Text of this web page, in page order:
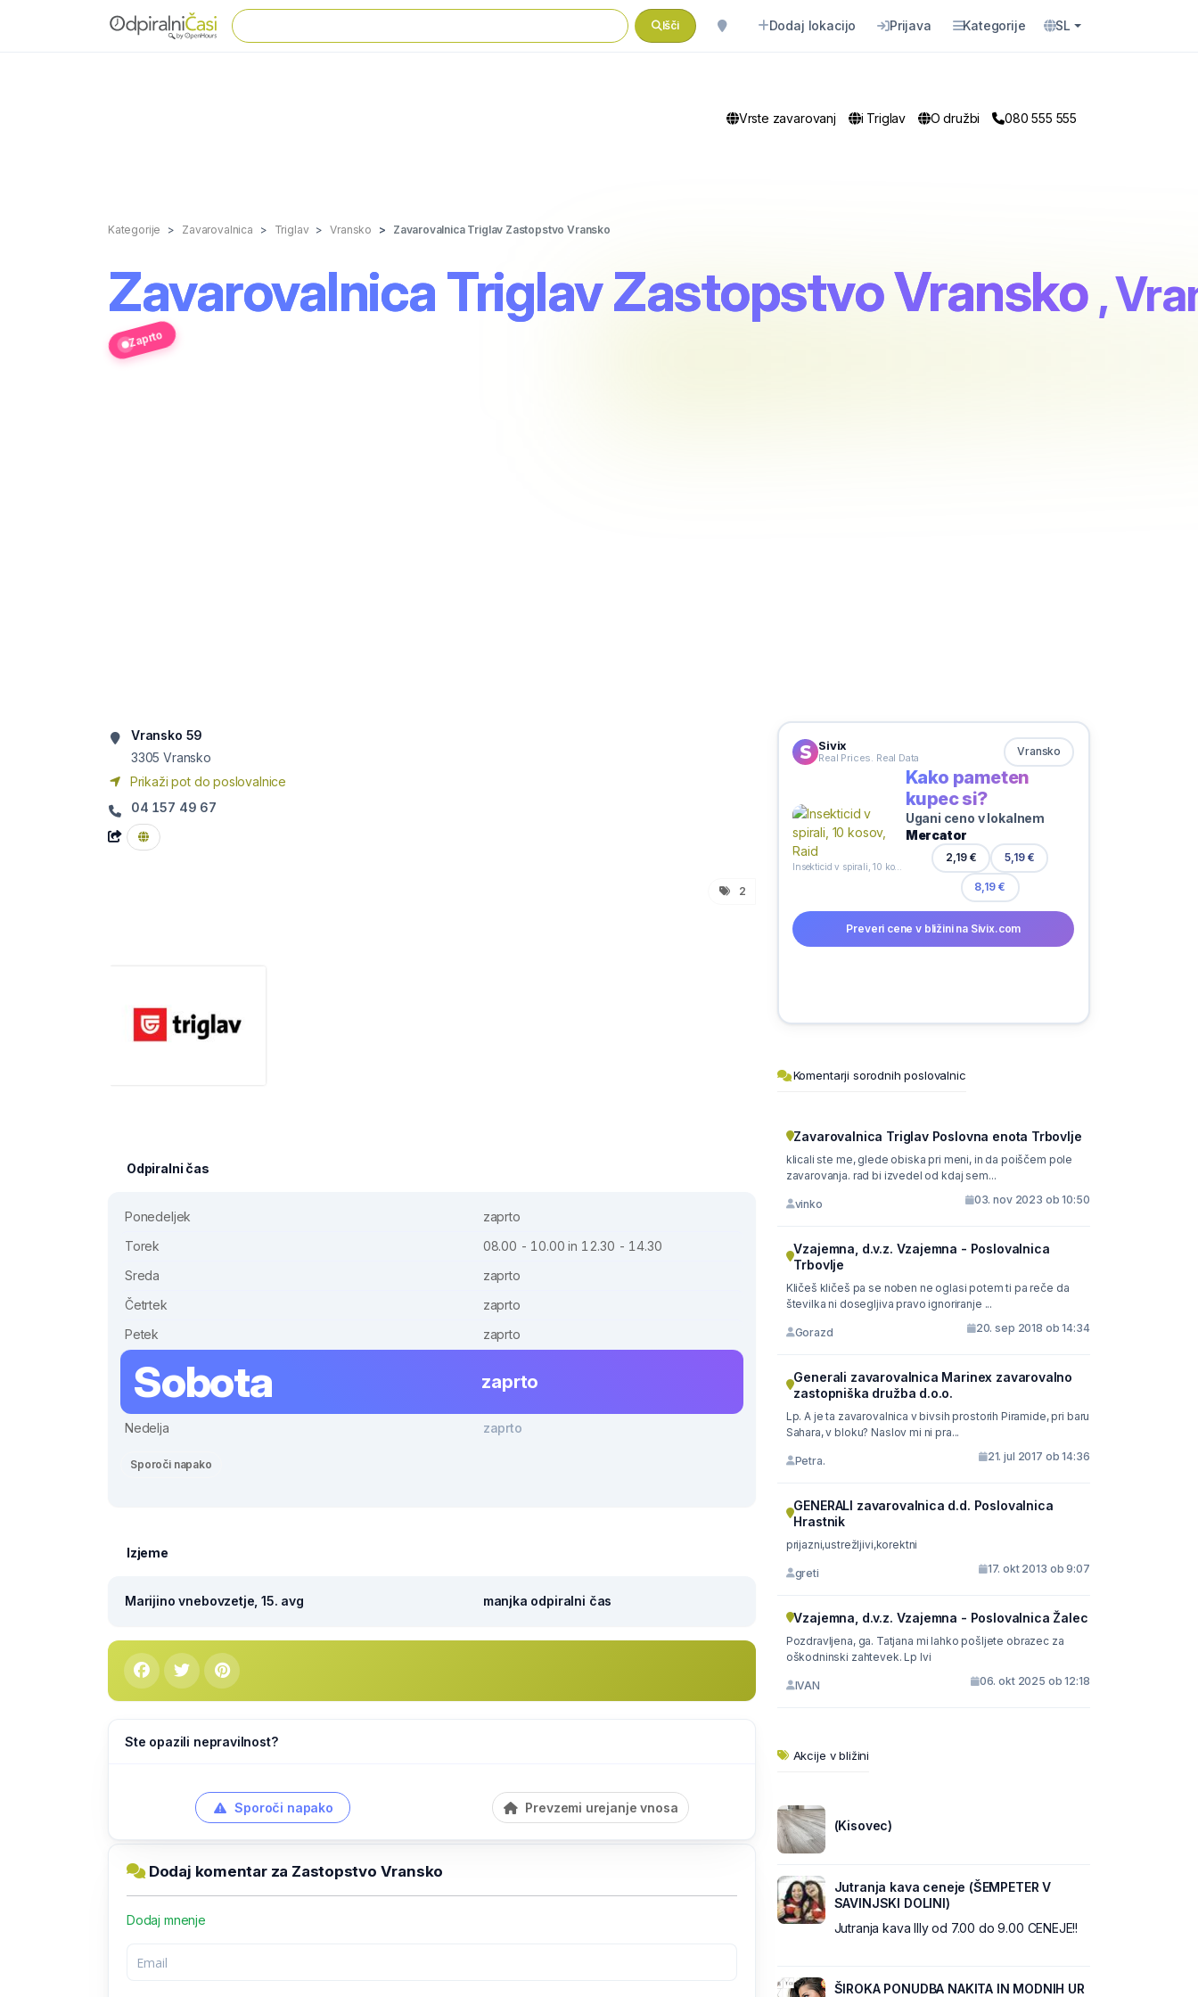
Išči Dodaj lokacijo Prijava Kategorije SL
Vrste zavarovanj i Triglav O družbi 080 555 555
Kategorije Zavarovalnica Triglav Vransko Zavarovalnica Triglav Zastopstvo Vransko
Zavarovalnica Triglav Zastopstvo Vransko ,
Zaprto
Vransko 59
3305 Vransko
Prikaži pot do poslovalnice
04 157 49 67
2
Odpiralni čas
Ponedeljek
zaprto
Torek
08.00 - 10.00 in 12.30 - 14.30
Sreda
zaprto
Četrtek
zaprto
Petek
zaprto
Sobota zaprto
Nedelja zaprto
Sporoči napako
Izjeme
Marijino vnebovzetje, 15. avg manjka odpiralni čas
Ste opazili nepravilnost?
Sporoči napako Prevzemi urejanje vnosa
Dodaj komentar za Zastopstvo Vransko
Dodaj mnenje
Sivix
Real Prices. Real Data Vransko
Insekticid v spirali, 10 kosov, Raid
Kako pameten
kupec si?
Ugani ceno v lokalnem
Mercator
2,19 € 5,19 €
8,19 €
Preveri cene v bližini na Sivix.com
Komentarji sorodnih poslovalnic
Zavarovalnica Triglav Poslovna enota Trbovlje
klicali ste me, glede obiska pri meni, in da poiščem pole
zavarovanja. rad bi izvedel od kdaj sem...
vinko 03. nov 2023 ob 10:50
Vzajemna, d.v.z. Vzajemna - Poslovalnica
Trbovlje
Kličeš kličeš pa se noben ne oglasi potem ti pa reče da
številka ni dosegljiva pravo ignoriranje ...
Gorazd 20. sep 2018 ob 14:34
Generali zavarovalnica Marinex zavarovalno
zastopniška družba d.o.o.
Lp. A je ta zavarovalnica v bivsih prostorih Piramide, pri baru
Sahara, v bloku? Naslov mi ni pra...
Petra. 21. jul 2017 ob 14:36
GENERALI zavarovalnica d.d. Poslovalnica
Hrastnik
prijazni,ustrežljivi,korektni
greti 17. okt 2013 ob 9:07
Vzajemna, d.v.z. Vzajemna - Poslovalnica Žalec
Pozdravljena, ga. Tatjana mi lahko pošljete obrazec za
oškodninski zahtevek. Lp Ivi
IVAN 06. okt 2025 ob 12:18
Akcije v bližini
(Kisovec)
Jutranja kava ceneje (ŠEMPETER V
SAVINJSKI DOLINI)
Jutranja kava Illy od 7.00 do 9.00 CENEJE!!
ŠIROKA PONUDBA NAKITA IN MODNIH UR